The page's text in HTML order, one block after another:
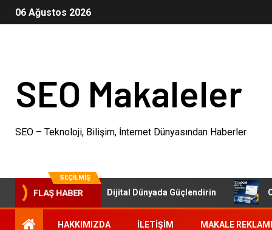
06 Ağustos 2026
SEO Makaleler
SEO – Teknoloji, Bilişim, İnternet Dünyasından Haberler
SEÇILMIŞ
FLAŞ HABER
Paketleri: İşletmenizi Dijital Dünyada Güçlendirin
HAKKIMIZDA İLETIŞIM MAKALE